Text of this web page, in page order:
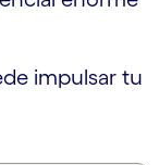
impulsar tu